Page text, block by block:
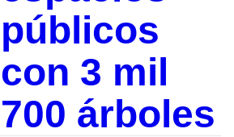
públicos
con 3 mil
700 árboles